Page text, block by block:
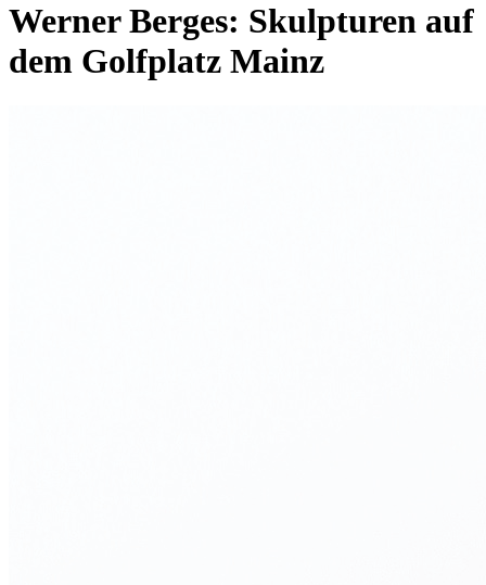
Werner Berges: Skulpturen auf
dem Golfplatz Mainz